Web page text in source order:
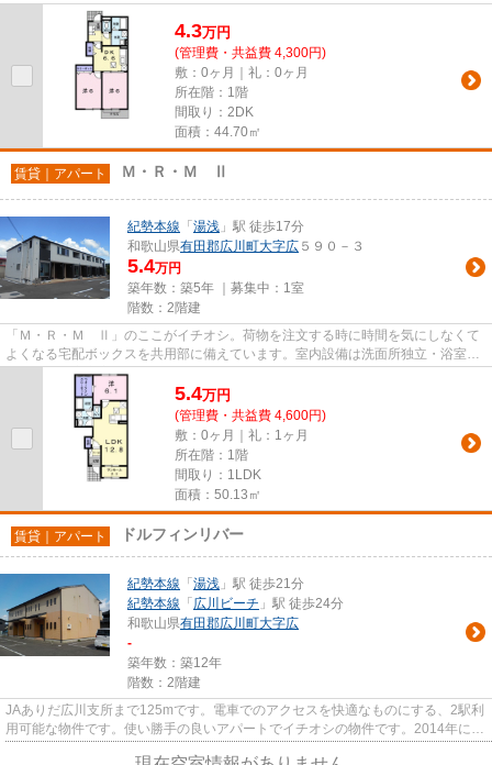
加入後すぐにBSが視聴できます...
4.3万円
(管理費・共益費 4,300円)
敷：0ヶ月｜礼：0ヶ月
所在階：1階
間取り：2DK
面積：44.70㎡
賃貸｜アパート Ｍ・Ｒ・Ｍ Ⅱ
紀勢本線 「 湯浅 」駅 徒歩17分
和歌山県有田郡広川町大字広 ５９０－３
5.4万円
築年数：築5年 ｜募集中： 1室
階数：2階建
「Ｍ・Ｒ・Ｍ Ⅱ」のここがイチオシ。荷物を注文する時に時間を気にしなくて
よくなる宅配ボックスを共用部に備えています。室内設備は洗面所独立・浴室乾
燥機など大変充実しております...
5.4万円
(管理費・共益費 4,600円)
敷：0ヶ月｜礼：1ヶ月
所在階：1階
間取り：1LDK
面積：50.13㎡
賃貸｜アパート ドルフィンリバー
紀勢本線 「 湯浅 」駅 徒歩21分
紀勢本線 「 広川ビーチ 」駅 徒歩24分
和歌山県有田郡広川町大字広
-
築年数：築12年
階数：2階建
JAありだ広川支所まで125mです。電車でのアクセスを快適なものにする、2駅利
用可能な物件です。使い勝手の良いアパートでイチオシの物件です。2014年に建